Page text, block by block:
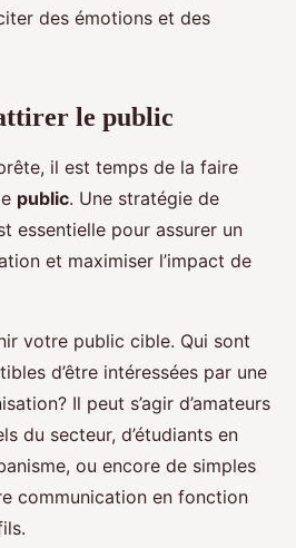
des émotions et des
le public
il est temps de la faire
public. Une stratégie de
essentielle pour assurer un
et maximiser l’impact de
votre public cible. Qui sont
d’être intéressées par une
Il peut s’agir d’amateurs
du secteur, d’étudiants en
ou encore de simples
communication en fonction